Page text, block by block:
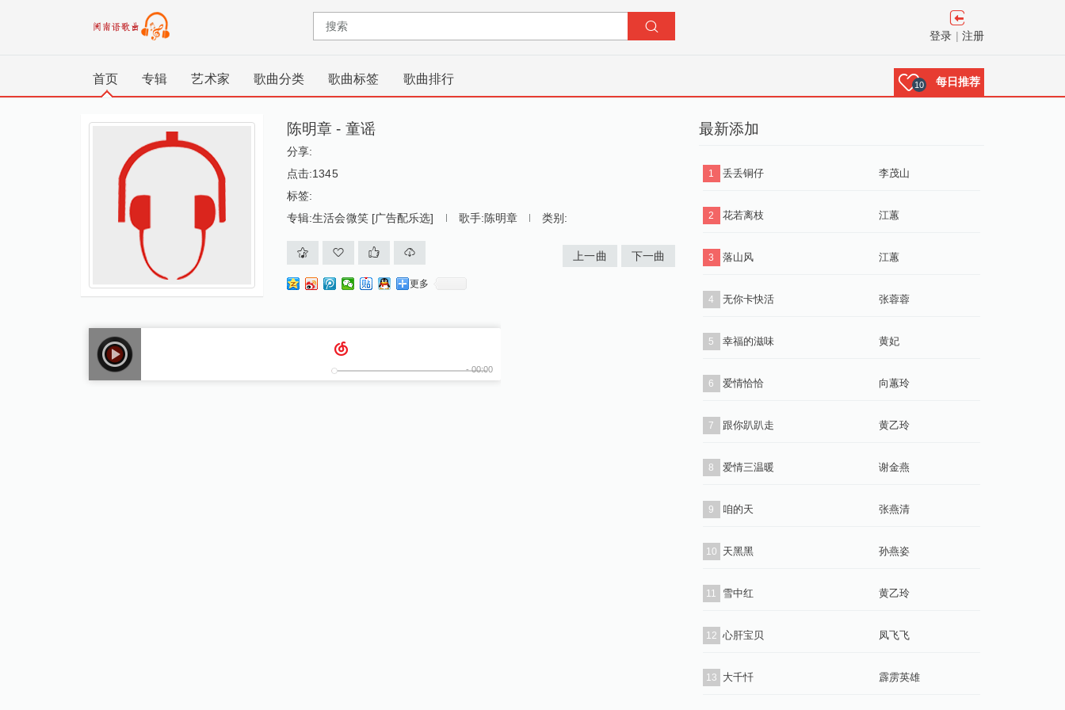
登录 | 注册
首页 专辑 艺术家 歌曲分类 歌曲标签 歌曲排行 10 每日推荐
陈明章 - 童谣
分享:
点击:1345
标签:
专辑:生活会微笑 [广告配乐选] 歌手:陈明章 类别:
下一曲
上一曲
更多
最新添加
1 丢丢铜仔 李茂山
2 花若离枝 江蕙
3 落山风 江蕙
4 无你卡快活 张蓉蓉
5 幸福的滋味 黄妃
6 爱情恰恰 向蕙玲
7 跟你趴趴走 黄乙玲
8 爱情三温暖 谢金燕
9 咱的天 张燕清
10 天黑黑 孙燕姿
11 雪中红 黄乙玲
12 心肝宝贝 凤飞飞
13 大千忏 霹雳英雄